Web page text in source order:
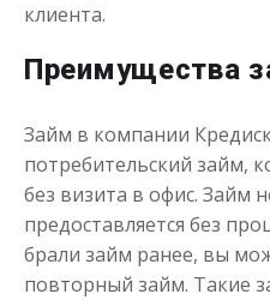
клиента.
Преимущества
Займ в компании
потребительский займ,
без визита в офис. Займ
предоставляется без
брали займ ранее, вы
повторный займ. Такие